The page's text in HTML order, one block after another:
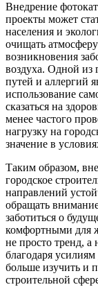
Внедрение
проекты может
населения и
очищать
возникновения
воздуха. Одной из
путей и аллергий
использование
сказаться на
менее частого
нагрузку на
значение в
Таким образом,
городское
направлений
обращать
заботиться о
комфортными для
не просто тренд, а
благодаря
больше изучить и
строительной